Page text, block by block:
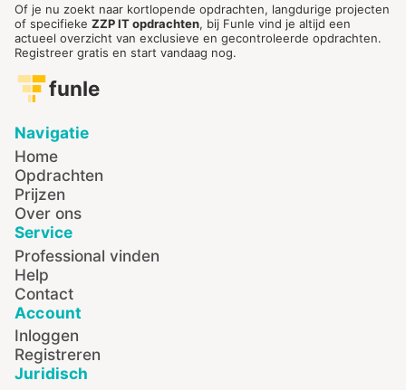
Of je nu zoekt naar kortlopende opdrachten, langdurige projecten
of specifieke ZZP IT opdrachten, bij Funle vind je altijd een
actueel overzicht van exclusieve en gecontroleerde opdrachten.
Registreer gratis en start vandaag nog.
funle
Navigatie
Home
Opdrachten
Prijzen
Over ons
Service
Professional vinden
Help
Contact
Account
Inloggen
Registreren
Juridisch